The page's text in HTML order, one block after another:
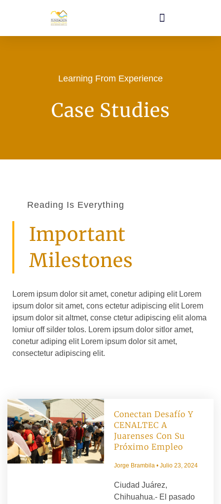
Learning From Experience
Case Studies
Reading Is Everything
Important
Milestones
Lorem ipsum dolor sit amet, conetur adiping elit Lorem
ipsum dolor sit amet, cons ectetur adipiscing elit Lorem
ipsum dolor sit altmet, conse ctetur adipiscing elit aloma
lomiur off silder tolos. Lorem ipsum dolor sitlor amet,
conetur adiping elit Lorem ipsum dolor sit amet,
consectetur adipiscing elit.
Conectan Desafío Y
CENALTEC A
Juarenses Con Su
Próximo Empleo
Jorge Brambila Julio 23, 2024
Ciudad Juárez,
Chihuahua.- El pasado